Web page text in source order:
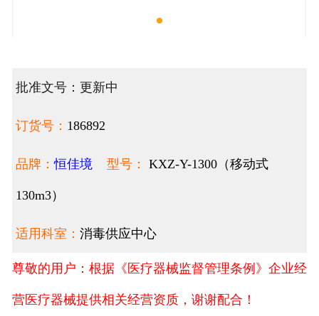
批准文号：更新中
订货号： 186892
品牌：恒佳境 型号： KXZ-Y-1300（移动式
130m3）
适用科室： 消毒供应中心
尊敬的用户：根据《医疗器械监督管理条例》企业经
营医疗器械提供相关经营资质，谢谢配合！